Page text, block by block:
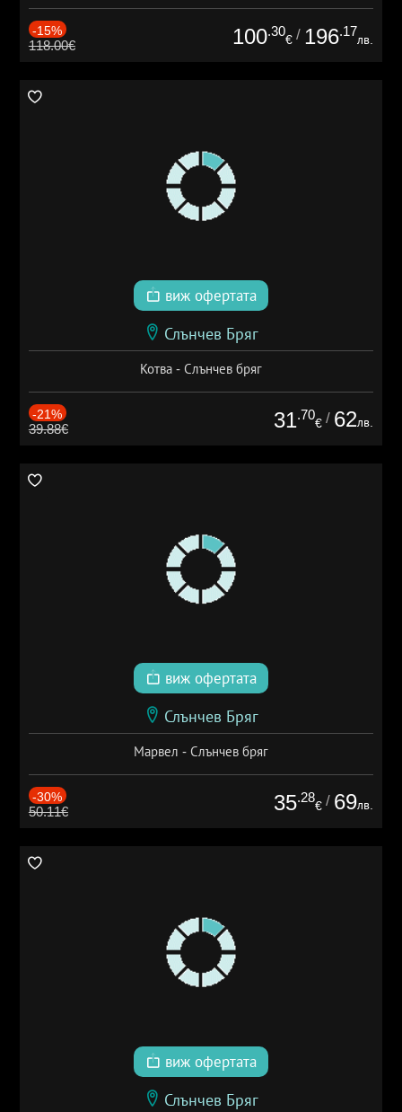
-15%
118.00€ 100.30
€ / 196.17
лв.
виж офертата
Слънчев Бряг
Котва - Слънчев бряг
-21%
39.88€ 31.70
€ / 62лв.
виж офертата
Слънчев Бряг
Марвел - Слънчев бряг
-30%
50.11€ 35.28
€ / 69лв.
виж офертата
Слънчев Бряг